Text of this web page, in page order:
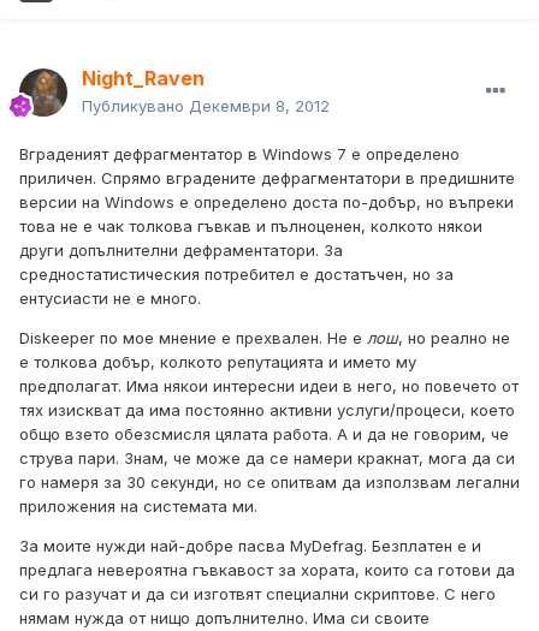
Night_Raven
Публикувано Декември 8, 2012
Вграденият дефрагментатор в Windows 7 е определено
приличен. Спрямо вградените дефрагментатори в предишните
версии на Windows е определено доста по-добър, но въпреки
това не е чак толкова гъвкав и пълноценен, колкото някои
други допълнителни дефраментатори. За
средностатистическия потребител е достатъчен, но за
ентусиасти не е много.
Diskeeper по мое мнение е прехвален. Не е лош, но реално не
е толкова добър, колкото репутацията и името му
предполагат. Има някои интересни идеи в него, но повечето от
тях изискват да има постоянно активни услуги/процеси, което
общо взето обезсмисля цялата работа. А и да не говорим, че
струва пари. Знам, че може да се намери кракнат, мога да си
го намеря за 30 секунди, но се опитвам да използвам легални
приложения на системата ми.
За моите нужди най-добре пасва MyDefrag. Безплатен е и
предлага невероятна гъвкавост за хората, които са готови да
си го разучат и да си изготвят специални скриптове. С него
нямам нужда от нищо допълнително. Има си своите